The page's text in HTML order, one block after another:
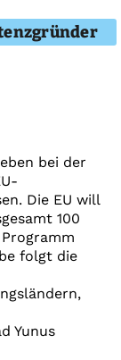
bei der
Die EU will
100
folgt die
Yunus